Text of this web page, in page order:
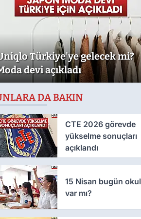
Türkiye'ye gelecek mi?
devi açıkladı
DA BAKIN
CTE 2026 görevde
yükselme sonuçları
açıklandı
15 Nisan bugün okul
var mı?